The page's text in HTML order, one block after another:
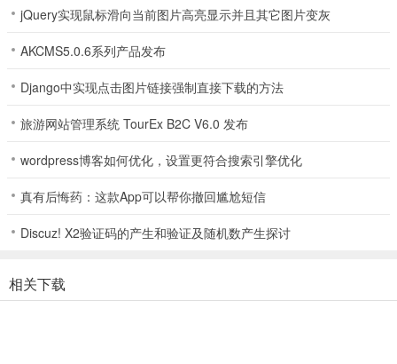
东西的多少来变大哦!
2.优秀的游戏画面表现能力让我们感受到一个真实的对抗世界,我们将
玩家,这样对我们来说绝对刺激!
jQuery实现鼠标滑向当前图片高亮显示并且其它图片变灰
AKCMS5.0.6系列产品发布
Django中实现点击图片链接强制直接下载的方法
旅游网站管理系统 TourEx B2C V6.0 发布
wordpress博客如何优化，设置更符合搜索引擎优化
真有后悔药：这款App可以帮你撤回尴尬短信
Discuz! X2验证码的产生和验证及随机数产生探讨
相关下载